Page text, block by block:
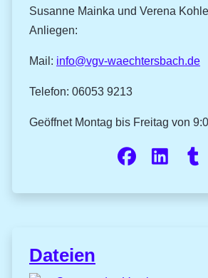
Susanne Mainka und Verena
Anliegen:
Mail: info@vgv-waechtersbach.de
Telefon: 06053 9213
Geöffnet Montag bis Freitag von
Dateien